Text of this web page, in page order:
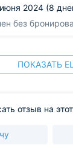
которые
всего 5
2024 (8
без
ПОКАЗАТЬ
отзыв на